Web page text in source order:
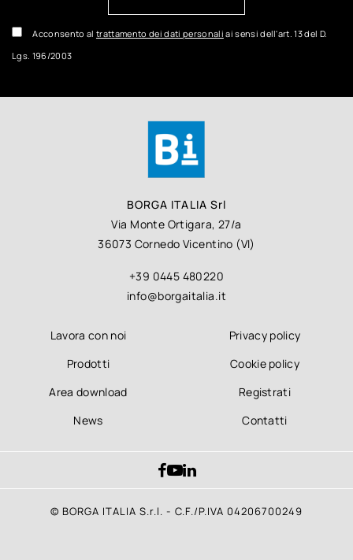
Acconsento al trattamento dei dati personali ai sensi dell'art. 13 del D.
Lgs. 196/2003
BORGA ITALIA Srl
Via Monte Ortigara, 27/a
36073 Cornedo Vicentino (VI)
+39 0445 480220
info@borgaitalia.it
Lavora con noi
Prodotti
Area download
News
Privacy policy
Cookie policy
Registrati
Contatti
© BORGA ITALIA S.r.l. - C.F./P.IVA 04206700249